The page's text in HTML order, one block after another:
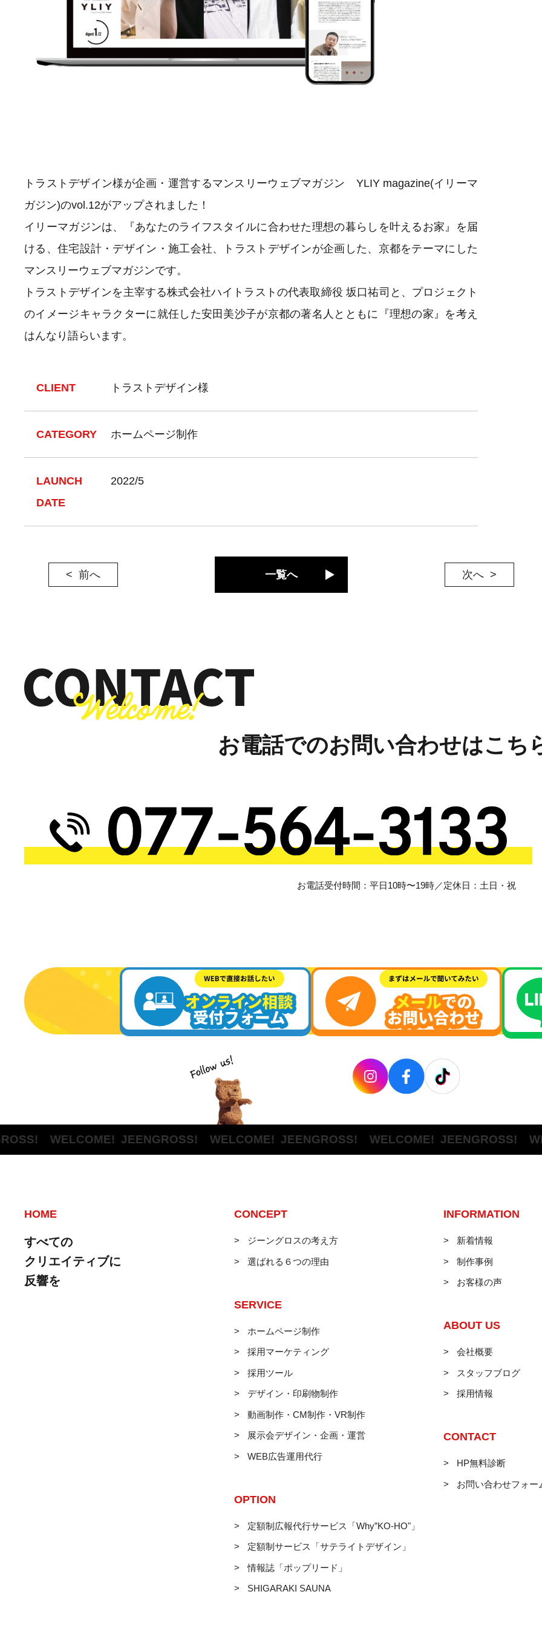
トラストデザイン様が企画・運営するマンスリーウェブマガジン YLIY magazine(イリーマ
ガジン)のvol.12がアップされました！
イリーマガジンは、『あなたのライフスタイルに合わせた理想の暮らしを叶えるお家』を届
ける、住宅設計・デザイン・施工会社、トラストデザインが企画した、京都をテーマにした
マンスリーウェブマガジンです。
トラストデザインを主宰する株式会社ハイトラストの代表取締役 坂口祐司と、プロジェクト
のイメージキャラクターに就任した安田美沙子が京都の著名人とともに『理想の家』を考え
はんなり語らいます。
CLIENT トラストデザイン様
CATEGORY ホームページ制作
LAUNCH
DATE
2022/5
前へ 次へ
一覧へ
お電話でのお問い合わせはこち
お電話受付時間：平日10時〜19時／定休日：土日・祝
WELCOME!JEENGROSS! WELCOME!JEENGROSS! WELCOME!JEENGROSS!
HOME
すべての
クリエイティブに
反響を
CONCEPT
ジーングロスの考え方
選ばれる６つの理由
SERVICE
ホームページ制作
採用マーケティング
採用ツール
デザイン・印刷物制作
動画制作・CM制作・VR制作
展示会デザイン・企画・運営
WEB広告運用代行
OPTION
定額制広報代行サービス「Why”KO-HO"」
定額制サービス「サテライトデザイン」
情報誌「ポップリード」
SHIGARAKI SAUNA
INFORMATION
新着情報
制作事例
お客様の声
ABOUT US
会社概要
スタッフブログ
採用情報
CONTACT
HP無料診断
お問い合わせフォー